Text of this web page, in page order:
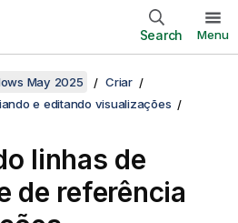
Search Menu
May 2025
Criar
e editando visualizações
linhas de
de referência